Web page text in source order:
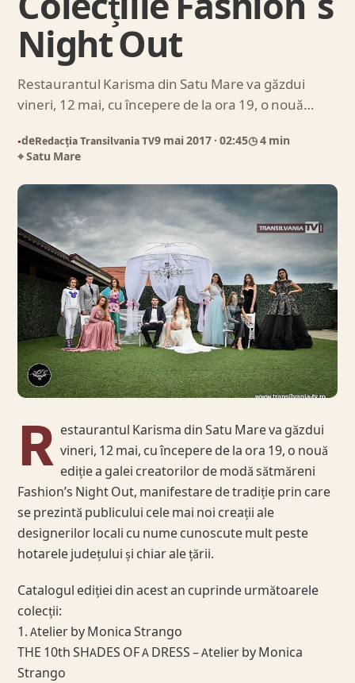
Night Out
Restaurantul Karisma din Satu Mare va găzdui
vineri, 12 mai, cu începere de la ora 19, o nouă…
●deRedacția Transilvania TV9 mai 2017 · 02:45◷ 4 min
⌖ Satu Mare
R estaurantul Karisma din Satu Mare va găzdui
vineri, 12 mai, cu începere de la ora 19, o nouă
ediție a galei creatorilor de modă sătmăreni
Fashion’s Night Out, manifestare de tradiție prin care
se prezintă publicului cele mai noi creații ale
designerilor locali cu nume cunoscute mult peste
hotarele județului și chiar ale țării.
Catalogul ediției din acest an cuprinde următoarele
colecții:
1. Atelier by Monica Strango
THE 10th SHADES OF A DRESS – Atelier by Monica
Strango